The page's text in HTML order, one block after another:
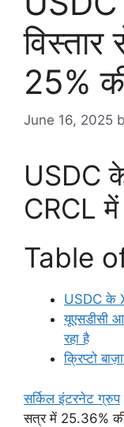
25%
June 16, 2025
USDC
CRCL
Table
USDC के
यूएसडीसी
रहा है
क्रिप्टो
सर्किल इंटरनेट ग्रुप
सत्र में 25.36%